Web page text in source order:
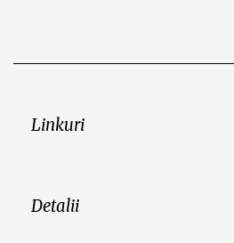
Linkuri
Detalii